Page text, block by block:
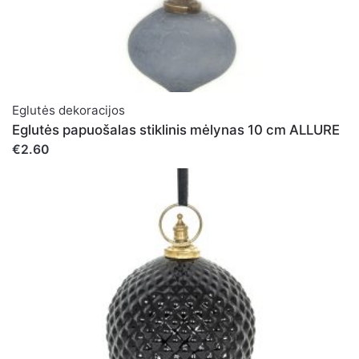
El. paštas*
Noriu savo interneto naršyklėje išsaugoti vardą, el.
pašto adresą ir interneto puslapį, kad jų nebereiktų įvesti
iš naujo, kai kitą kartą vėl norėsiu parašyti komentarą.
Eglutės dekoracijos
Eglutės papuošalas stiklinis mėlynas 10 cm ALLURE
€2.60